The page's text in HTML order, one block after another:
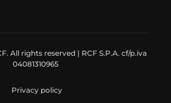
All rights reserved | RCF S.P.A. cf/p.iva
04081310965
Privacy policy